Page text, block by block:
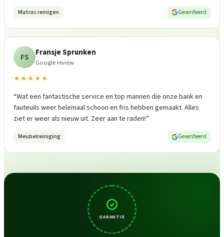
Matras reinigen Geverifieerd
FS Fransje Sprunken
Google review
★★★★★
“Wat een fantastische service en top mannen die onze bank en
fauteuils weer helemaal schoon en fris hebben gemaakt. Alles
ziet er weer als nieuw uit. Zeer aan te raden!”
Meubelreiniging Geverifieerd
GARANTIE